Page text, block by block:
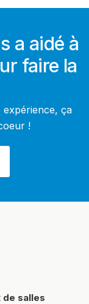
a aidé à
faire la
ça
!
salles